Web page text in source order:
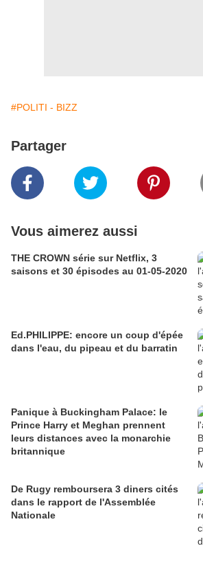
#POLITI - BIZZ
Partager
Vous aimerez aussi
THE CROWN série sur Netflix, 3
saisons et 30 épisodes au 01-05-2020
Ed.PHILIPPE: encore un coup d'épée
dans l'eau, du pipeau et du barratin
Panique à Buckingham Palace: le
Prince Harry et Meghan prennent
leurs distances avec la monarchie
britannique
De Rugy remboursera 3 diners cités
dans le rapport de l'Assemblée
Nationale